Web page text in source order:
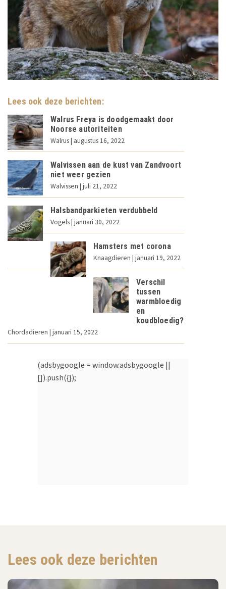
Lees ook deze berichten:
Walrus Freya is doodgemaakt door
Noorse autoriteiten
Walrus| augustus 16, 2022
Walvissen aan de kust van Zandvoort
niet weer gezien
Walvissen | juli 21, 2022
Halsbandparkieten verdubbeld
Vogels| januari 30, 2022
Hamsters met corona
Knaagdieren | januari 19, 2022
Verschil
tussen
warmbloedig
en
koudbloedig?
Chordadieren | januari 15, 2022
(adsbygoogle = window.adsbygoogle ||
[]).push({});
Lees ook deze berichten